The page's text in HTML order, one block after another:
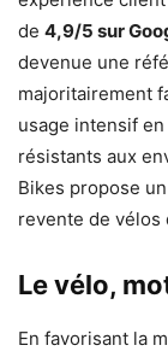
de 4,9/5 sur
devenue une
majoritairement
usage intensif
résistants aux
Bikes propose
revente de vélos
Le vélo,
En favorisant la